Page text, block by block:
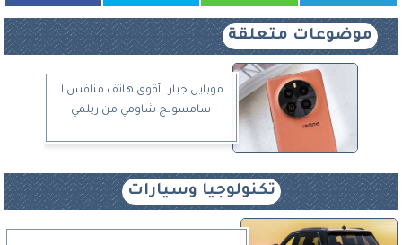
موضوعات متعلقة
موبايل جبار.. أقوى هاتف منافس لـ
سامسونج شاومي من ريلمي
تكنولوجيا وسيارات